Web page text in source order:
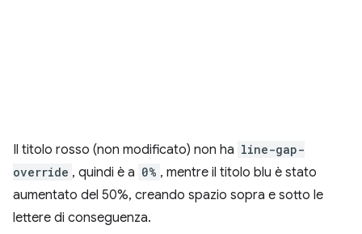
Il titolo rosso (non modificato) non ha line-gap-
override , quindi è a 0% , mentre il titolo blu è stato
aumentato del 50%, creando spazio sopra e sotto le
lettere di conseguenza.